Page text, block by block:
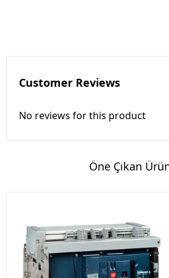
Customer Reviews
No reviews for this product
Öne Çıkan